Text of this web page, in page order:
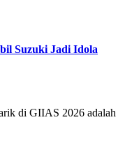
Suzuki Jadi Idola
di GIIAS 2026 adalah